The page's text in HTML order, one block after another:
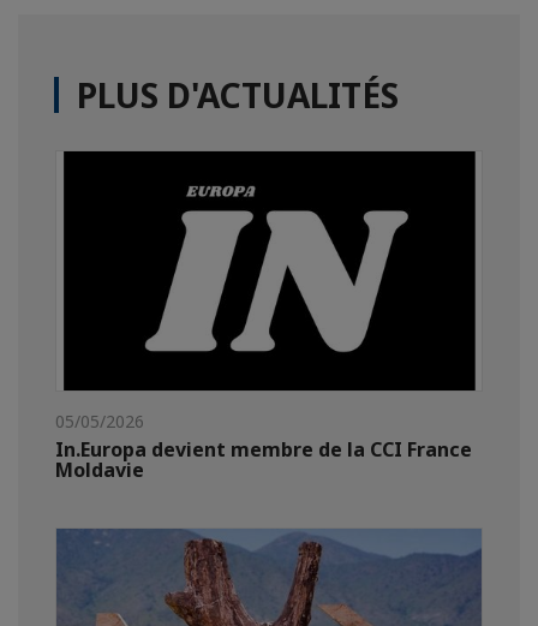
PLUS D'ACTUALITÉS
05/05/2026
In.Europa devient membre de la CCI France
Moldavie